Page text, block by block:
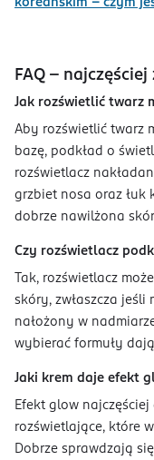
koreańskim - czym
FAQ -
Jak rozświetlić twarz
Aby rozświetlić twarz
bazę, podkład o
rozświetlacz
grzbiet nosa oraz łuk
dobrze nawilżona
Czy rozświetlacz
Tak, rozświetlacz
skóry, zwłaszcza
nałożony w
wybierać formuły
Jaki krem daje efekt
Efekt glow
rozświetlające, które
Dobrze sprawdzają